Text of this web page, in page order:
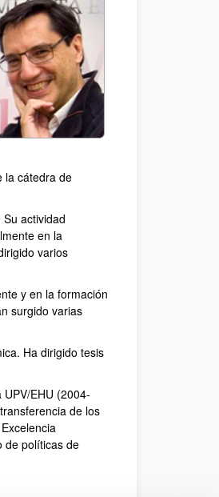
la cátedra de
actividad
en la
varios
y en la formación
surgido varias
Ha dirigido tesis
EHU (2004-
de los
de políticas de